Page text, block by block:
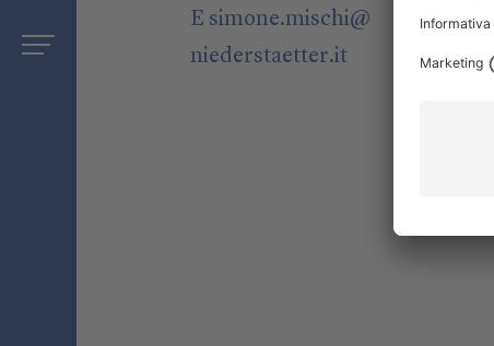
E simone.mischi@
niederstaetter.it